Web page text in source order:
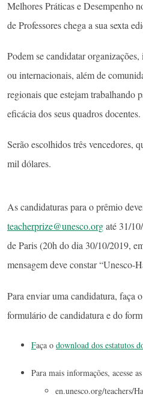
Melhores Práticas e Desempenho
de Professores chega a sua sexta
Podem se candidatar
ou internacionais, além de
regionais que estejam trabalhando
eficácia dos seus quadros docentes.
Serão escolhidos três vencedores,
mil dólares.
As candidaturas para o prêmio
teacherprize@unesco.orgaté 31/
de Paris (20h do dia 30/10/2019,
mensagem deve constar “Unesco-
Para enviar uma candidatura, faça
formulário de candidatura e do
Faça o download dos estatutos
Para mais informações, acesse
en.unesco.org/teachers/